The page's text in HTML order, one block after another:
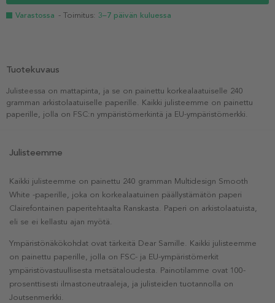
Varastossa - Toimitus: 3–7 päivän kuluessa
Tuotekuvaus
Julisteessa on mattapinta, ja se on painettu korkealaatuiselle 240
gramman arkistolaatuiselle paperille. Kaikki julisteemme on painettu
paperille, jolla on FSC:n ympäristömerkintä ja EU-ympäristömerkki.
Julisteemme
Kaikki julisteemme on painettu 240 gramman Multidesign Smooth
White -paperille, joka on korkealaatuinen päällystämätön paperi
Clairefontainen paperitehtaalta Ranskasta. Paperi on arkistolaatuista,
eli se ei kellastu ajan myötä.
Ympäristönäkökohdat ovat tärkeitä Dear Samille. Kaikki julisteemme
on painettu paperille, jolla on FSC- ja EU-ympäristömerkit
ympäristövastuullisesta metsätaloudesta. Painotilamme ovat 100-
prosenttisesti ilmastoneutraaleja, ja julisteiden tuotannolla on
Joutsenmerkki.